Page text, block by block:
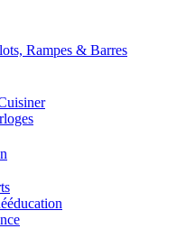
Rampes & Barres